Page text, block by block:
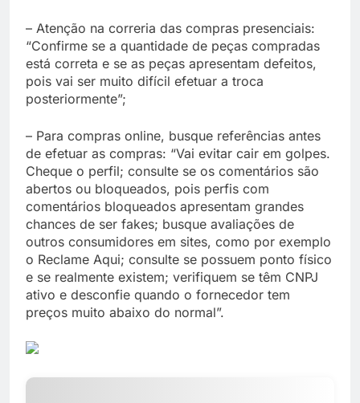
– Atenção na correria das compras presenciais:
“Confirme se a quantidade de peças compradas
está correta e se as peças apresentam defeitos,
pois vai ser muito difícil efetuar a troca
posteriormente”;
– Para compras online, busque referências antes
de efetuar as compras: “Vai evitar cair em golpes.
Cheque o perfil; consulte se os comentários são
abertos ou bloqueados, pois perfis com
comentários bloqueados apresentam grandes
chances de ser fakes; busque avaliações de
outros consumidores em sites, como por exemplo
o Reclame Aqui; consulte se possuem ponto físico
e se realmente existem; verifiquem se têm CNPJ
ativo e desconfie quando o fornecedor tem
preços muito abaixo do normal”.